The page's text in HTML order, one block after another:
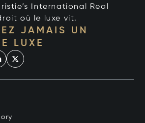
International Real
où le luxe vit.
JAMAIS UN
LUXE